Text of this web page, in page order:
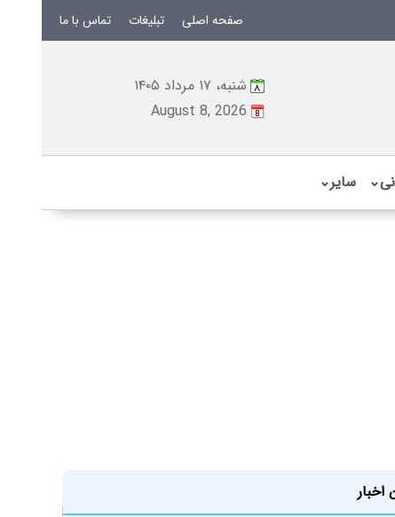
صفحه اصلی تبلیغات تماس با ما
شنبه، ۱۷ مرداد ۱۴۰۵
August 8, 2026
⌄ سایر⌄
اخبار